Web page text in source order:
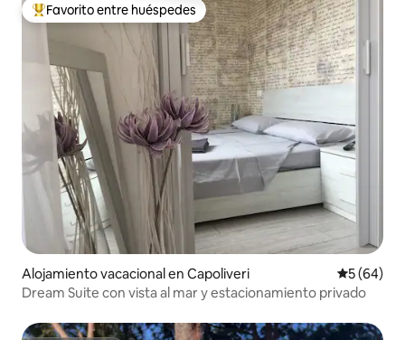
Favorito entre huéspedes preferido
Favorito entre huéspedes
Alojamiento vacacional en Capoliveri
5 (64)
Dream Suite con vista al mar y estacionamiento privado